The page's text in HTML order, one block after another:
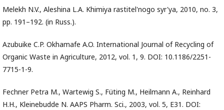
Melekh N.V., Aleshina L.A. Khimiya rastitel'nogo syr'ya, 2010, no. 3,
pp. 191–192. (in Russ.).
Azubuike C.P. Okhamafe A.O. International Journal of Recycling of
Organic Waste in Agriculture, 2012, vol. 1, 9. DOI: 10.1186/2251-
7715-1-9.
Fechner Petra M., Wartewig S., Füting М., Heilmann А., Reinhard
H.H., Kleinebudde N. AAPS Pharm. Sci., 2003, vol. 5, E31. DOI: